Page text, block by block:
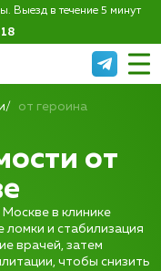
Выезд в течение 5 минут
от героина
от
в клинике
ломки и стабилизация
врачей, затем
чтобы снизить